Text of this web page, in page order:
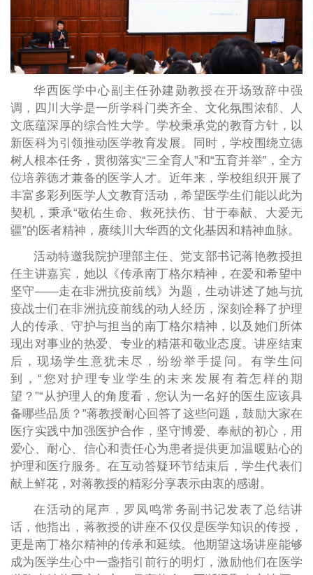
华西医学中心副主任孙建勋教授在开场致辞中强
调，四川大学是一所学科门类齐全、文化氛围浓郁、人
文底蕴深厚的综合性大学。学校秉承党的教育方针，以
新医科为引领推动医学教育发展。同时，学校围绕立德
树人根本任务，贯彻落实“三全育人”和“五育并举”，全方
位培养德才兼备的医学人才。近年来，学校组织开展了
丰富多彩列医学人文教育活动，希望医学生们能以此为
契机，秉承“敬佑生命、救死扶伤、甘于奉献、大爱无
疆”的医者精神，赓续川大华西的文化基因和精神血脉。
活动特邀我院护理部主任、党支部书记蒋艳教授担
任主讲嘉宾，她以《传承南丁格尔精神，在爱和希望中
坚守——走在非洲抗疫前线》为题，生动讲述了她与抗
疫战士们在非洲抗疫前线的动人经历，深刻诠释了护理
人的传承、守护与担当的南丁格尔精神，以及她们所体
现出对事业的热爱、专业的精湛和敬业态度。讲座结束
后，现场学生意犹未尽，纷纷举手提问。有学生问
到，“您对护理专业学生的未来发展有着怎样的期
望？”“从护理人的角度看，您认为一名好的医生应该具
备哪些品质？”蒋教授耐心回答了这些问题，鼓励大家在
医疗实践中加强医护合作，坚守博爱、奉献的初心，用
爱心、耐心、信心和责任心为患者提供更加温暖贴心的
护理和医疗服务。在互动答疑环节结束后，学生代表们
献上鲜花，对蒋教授的精彩分享表示由衷的感谢。
在活动的尾声，罗凤鸣常务副书记发表了总结讲
话，他指出，蒋教授的讲座不仅仅是医学知识的传授，
更是南丁格尔精神的传承和延续。他期望这场讲座能够
成为医学生心中一盏指引前行的明灯，激励他们在医学